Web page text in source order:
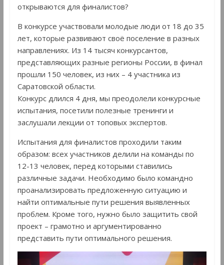
открываются для финалистов?
В конкурсе участвовали молодые люди от 18 до 35
лет, которые развивают своё поселение в разных
направлениях. Из 14 тысяч конкурсантов,
представляющих разные регионы России, в финал
прошли 150 человек, из них – 4 участника из
Саратовской области.
Конкурс длился 4 дня, мы преодолели конкурсные
испытания, посетили полезные тренинги и
заслушали лекции от топовых экспертов.
Испытания для финалистов проходили таким
образом: всех участников делили на команды по
12-13 человек, перед которыми ставились
различные задачи. Необходимо было командно
проанализировать предложенную ситуацию и
найти оптимальные пути решения выявленных
проблем. Кроме того, нужно было защитить свой
проект – грамотно и аргументированно
представить пути оптимального решения.